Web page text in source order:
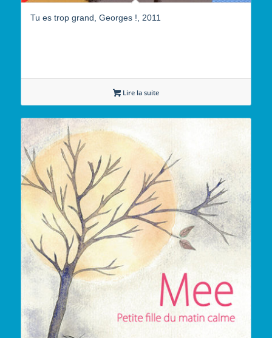
Tu es trop grand, Georges !, 2011
Lire la suite